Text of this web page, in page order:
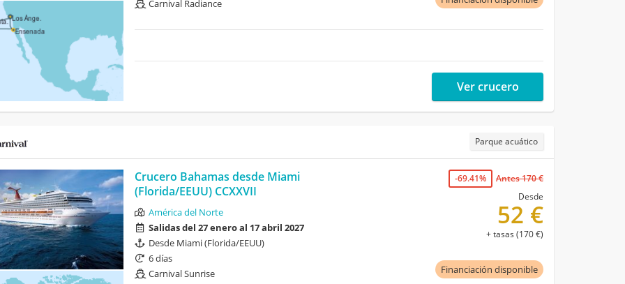
Carnival Radiance
Ver crucero
Parque acuático
Crucero Bahamas desde Miami
(Florida/EEUU) CCXXVII
América del Norte
Salidas del 27 enero al 17 abril 2027
Desde Miami (Florida/EEUU)
6 días
Carnival Sunrise
Financiación disponible
-69.41%
Antes 170 €
Desde
52 €
+ tasas (170 €)